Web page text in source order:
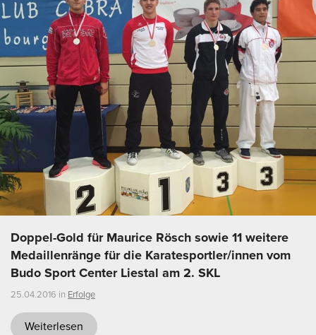
Doppel-Gold für Maurice Rösch sowie 11 weitere
Medaillenränge für die Karatesportler/innen vom
Budo Sport Center Liestal am 2. SKL
25.04.2016 in Erfolge
Weiterlesen